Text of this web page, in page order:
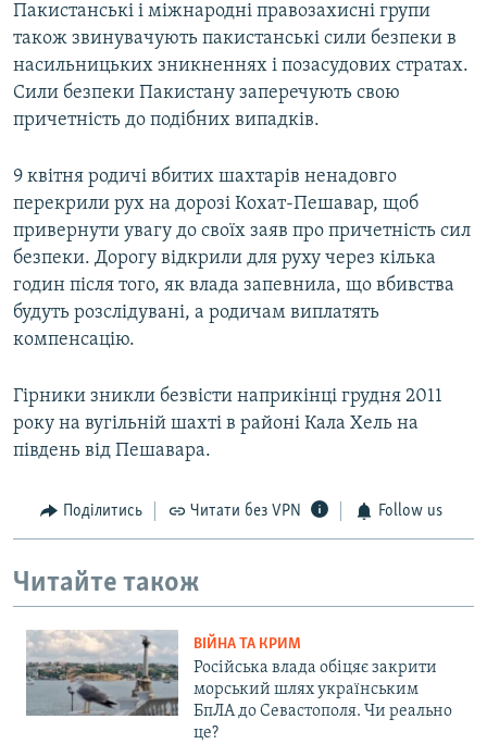
Пакистанські і міжнародні правозахисні групи
також звинувачують пакистанські сили безпеки в
насильницьких зникненнях і позасудових стратах.
Сили безпеки Пакистану заперечують свою
причетність до подібних випадків.
9 квітня родичі вбитих шахтарів ненадовго
перекрили рух на дорозі Кохат-Пешавар, щоб
привернути увагу до своїх заяв про причетність сил
безпеки. Дорогу відкрили для руху через кілька
годин після того, як влада запевнила, що вбивства
будуть розслідувані, а родичам виплатять
компенсацію.
Гірники зникли безвісти наприкінці грудня 2011
року на вугільній шахті в районі Кала Хель на
південь від Пешавара.
Поділитись Читати без VPN Follow us
Читайте також
ВІЙНА ТА КРИМ
Російська влада обіцяє закрити
морський шлях українським
БпЛА до Севастополя. Чи реально
це?